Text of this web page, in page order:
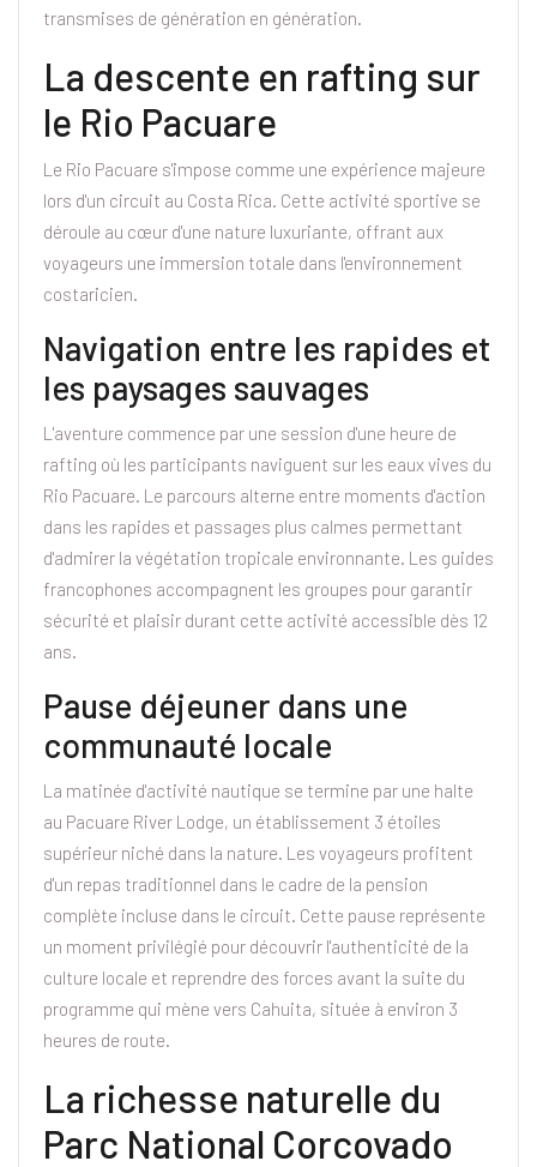
transmises de génération en génération.
La descente en rafting sur
le Rio Pacuare
Le Rio Pacuare s'impose comme une expérience majeure
lors d'un circuit au Costa Rica. Cette activité sportive se
déroule au cœur d'une nature luxuriante, offrant aux
voyageurs une immersion totale dans l'environnement
costaricien.
Navigation entre les rapides et
les paysages sauvages
L'aventure commence par une session d'une heure de
rafting où les participants naviguent sur les eaux vives du
Rio Pacuare. Le parcours alterne entre moments d'action
dans les rapides et passages plus calmes permettant
d'admirer la végétation tropicale environnante. Les guides
francophones accompagnent les groupes pour garantir
sécurité et plaisir durant cette activité accessible dès 12
ans.
Pause déjeuner dans une
communauté locale
La matinée d'activité nautique se termine par une halte
au Pacuare River Lodge, un établissement 3 étoiles
supérieur niché dans la nature. Les voyageurs profitent
d'un repas traditionnel dans le cadre de la pension
complète incluse dans le circuit. Cette pause représente
un moment privilégié pour découvrir l'authenticité de la
culture locale et reprendre des forces avant la suite du
programme qui mène vers Cahuita, située à environ 3
heures de route.
La richesse naturelle du
Parc National Corcovado